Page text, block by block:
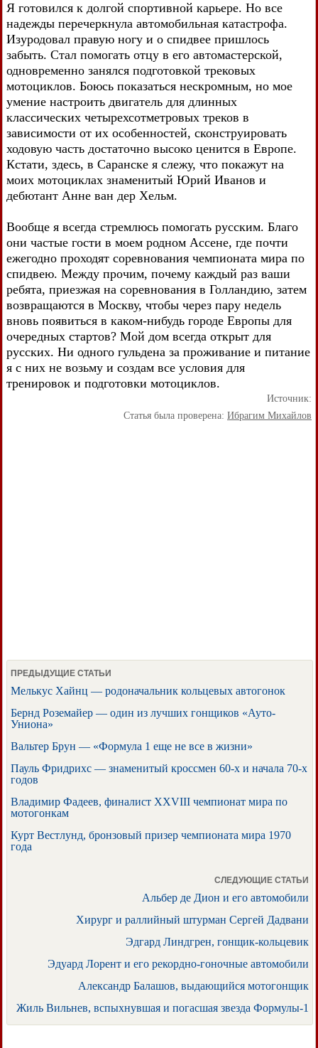
Я готовился к долгой спортивной карьере. Но все
надежды перечеркнула автомобильная катастрофа.
Изуродовал правую ногу и о спидвее пришлось
забыть. Стал помогать отцу в его автомастерской,
одновременно занялся подготовкой трековых
мотоциклов. Боюсь показаться нескромным, но мое
умение настроить двигатель для длинных
классических четырехсотметровых треков в
зависимости от их особенностей, сконструировать
ходовую часть достаточно высоко ценится в Европе.
Кстати, здесь, в Саранске я слежу, что покажут на
моих мотоциклах знаменитый Юрий Иванов и
дебютант Анне ван дер Хельм.
Вообще я всегда стремлюсь помогать русским. Благо
они частые гости в моем родном Ассене, где почти
ежегодно проходят соревнования чемпионата мира по
спидвею. Между прочим, почему каждый раз ваши
ребята, приезжая на соревнования в Голландию, затем
возвращаются в Москву, чтобы через пару недель
вновь появиться в каком-нибудь городе Европы для
очередных стартов? Мой дом всегда открыт для
русских. Ни одного гульдена за проживание и питание
я с них не возьму и создам все условия для
тренировок и подготовки мотоциклов.
Источник:
Статья была проверена: Ибрагим Михайлов
ПРЕДЫДУЩИЕ СТАТЬИ
Мелькус Хайнц — родоначальник кольцевых автогонок
Бернд Роземайер — один из лучших гонщиков «Ауто-
Униона»
Вальтер Брун — «Формула 1 еще не все в жизни»
Пауль Фридрихс — знаменитый кроссмен 60-х и начала 70-х
годов
Владимир Фадеев, финалист XXVIII чемпионат мира по
мотогонкам
Курт Вестлунд, бронзовый призер чемпионата мира 1970
года
СЛЕДУЮЩИЕ СТАТЬИ
Альбер де Дион и его автомобили
Хирург и раллийный штурман Сергей Дадвани
Эдгард Линдгрен, гонщик-кольцевик
Эдуард Лорент и его рекордно-гоночные автомобили
Александр Балашов, выдающийся мотогонщик
Жиль Вильнев, вспыхнувшая и погасшая звезда Формулы-1